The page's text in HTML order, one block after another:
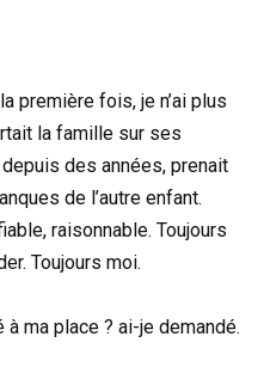
première fois, je n’ai plus
la famille sur ses
depuis des années, prenait
de l’autre enfant.
raisonnable. Toujours
Toujours moi.
ma place ? ai-je demandé.